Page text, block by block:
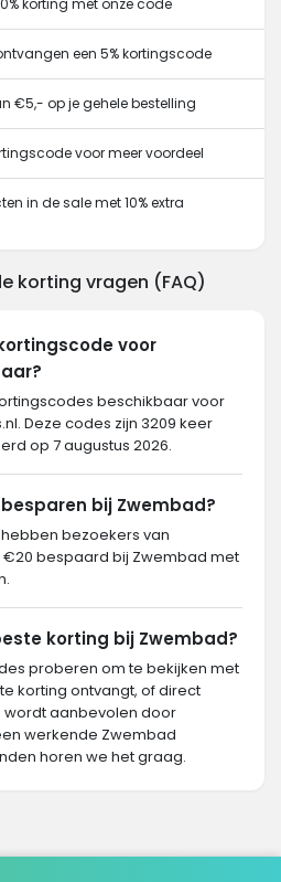
korting met onze code
een 5% kortingscode
€5,- op je gehele bestelling
voor meer voordeel
in de sale met 10% extra
korting vragen (FAQ)
voor
beschikbaar voor
Deze codes zijn 3209 keer
op 7 augustus 2026.
bij Zwembad?
bezoekers van
€20 bespaard bij Zwembad met
korting bij Zwembad?
proberen om te bekijken met
korting ontvangt, of direct
aanbevolen door
werkende Zwembad
horen we het graag.